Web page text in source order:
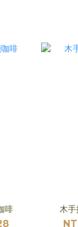
啡 木